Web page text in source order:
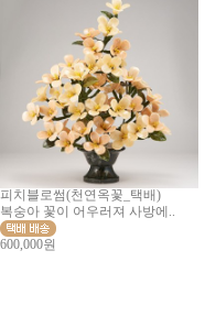
피치블로썸(천연옥꽃_택배)
복숭아 꽃이 어우러져 사방에..
600,000원